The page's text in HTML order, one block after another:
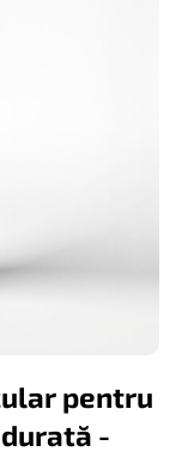
pentru
-